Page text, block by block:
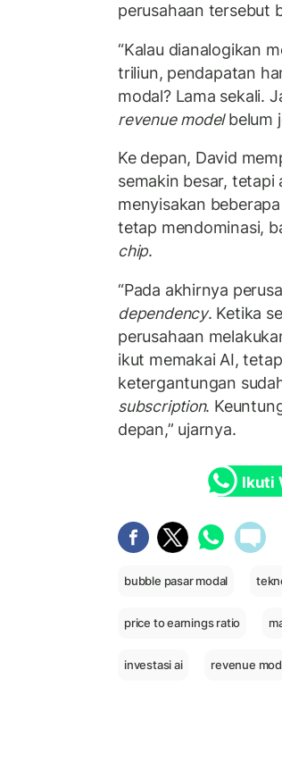
perusahaan tersebut
“Kalau dianalogikan
triliun, pendapatan
modal? Lama sekali.
revenue modelbelum
Ke depan, David
semakin besar, tetapi
menyisakan
tetap mendominasi,
chip.
“Pada akhirnya
dependency. Ketika
perusahaan
ikut memakai AI,
ketergantungan
subscription.
depan,” ujarnya.
Ikuti
bubble pasar modal
price to earnings ratio
investasi ai revenue